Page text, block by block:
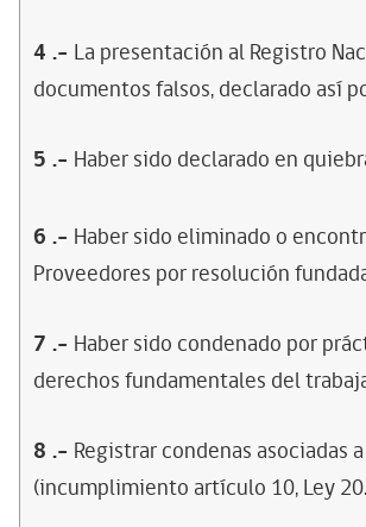
4 .- La presentación al Registro
documentos falsos, declarado así
5 .- Haber sido declarado en
6 .- Haber sido eliminado o
Proveedores por resolución
7 .- Haber sido condenado por
derechos fundamentales del
8 .- Registrar condenas asociadas
(incumplimiento artículo 10, Ley